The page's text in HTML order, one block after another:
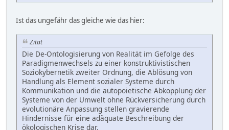
Ist das ungefähr das gleiche wie das hier:
Zitat
Die De-Ontologisierung von Realität im Gefolge des
Paradigmenwechsels zu einer konstruktivistischen
Soziokybernetik zweiter Ordnung, die Ablösung von
Handlung als Element sozialer Systeme durch
Kommunikation und die autopoietische Abkopplung der
Systeme von der Umwelt ohne Rückversicherung durch
evolutionäre Anpassung stellen gravierende
Hindernisse für eine adäquate Beschreibung der
ökologischen Krise dar.